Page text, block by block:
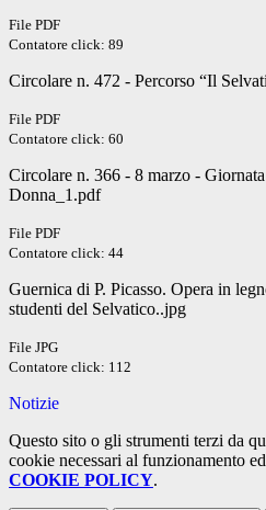
File PDF
Contatore click: 89
Circolare n. 472 - Percorso “Il
File PDF
Contatore click: 60
Circolare n. 366 - 8 marzo -
Donna_1.pdf
File PDF
Contatore click: 44
Guernica di P. Picasso. Opera in
studenti del Selvatico..jpg
File JPG
Contatore click: 112
Notizie
Questo sito o gli strumenti terzi da
cookie necessari al funzionamento
COOKIE POLICY.